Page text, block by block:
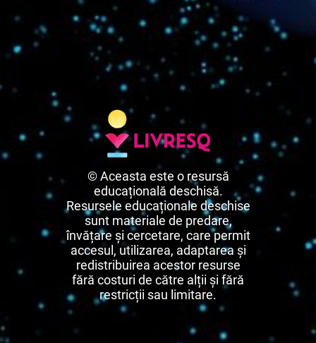
© Aceasta este o resursă
educațională deschisă.
Resursele educaționale deschise
sunt materiale de predare,
învățare și cercetare, care permit
accesul, utilizarea, adaptarea și
redistribuirea acestor resurse
fără costuri de către alții și fără
restricții sau limitare.